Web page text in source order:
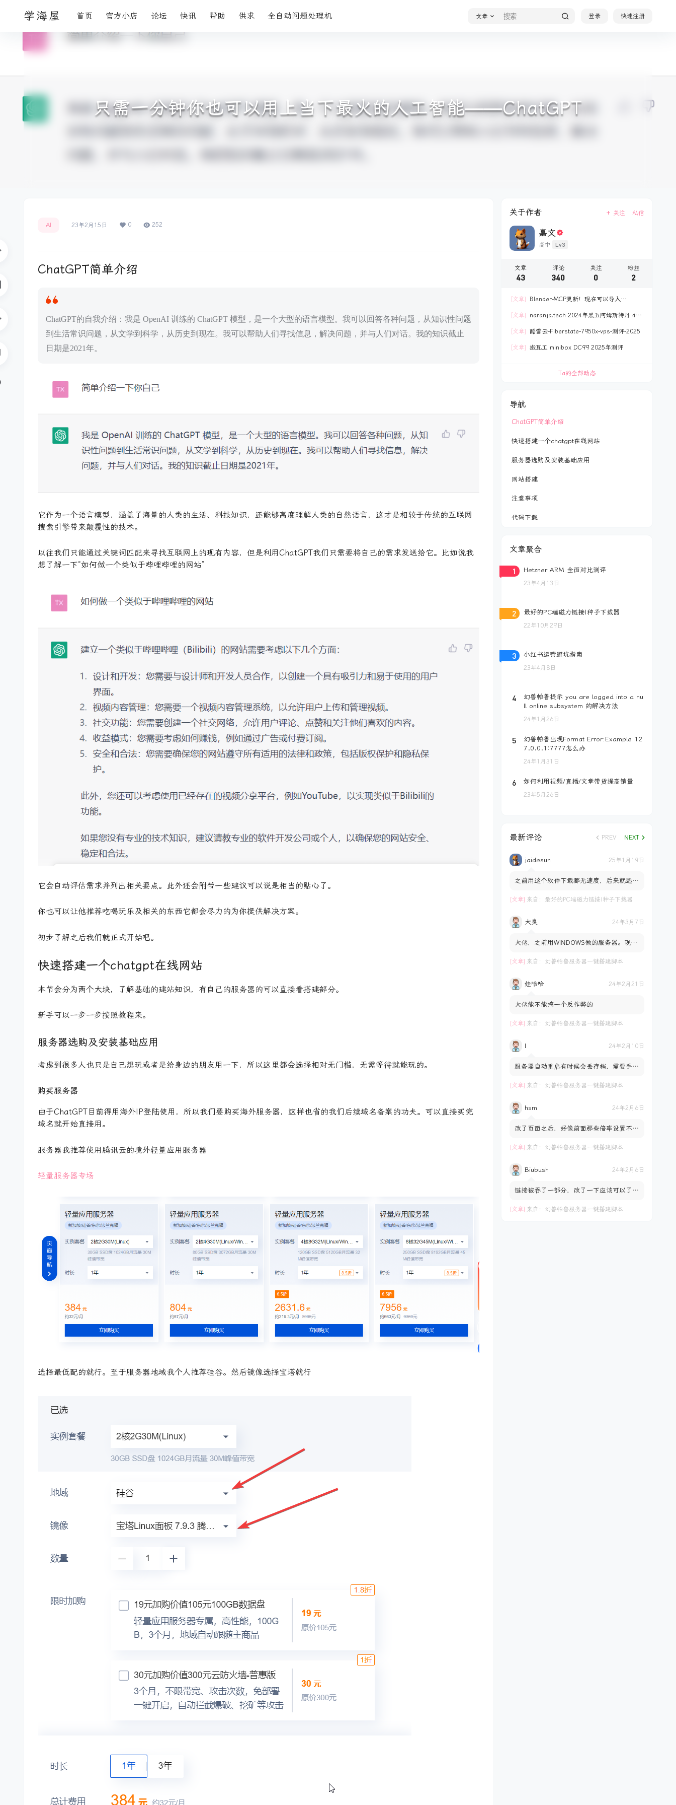
学海屋 首页 官方小店 论坛 快讯 帮助 供求 全自动问题处理机 文章 登录 快速注册
只需一分钟你也可以用上当下最火的人工智能——ChatGPT
AI 23年2月15日 0 252
ChatGPT简单介绍
ChatGPT的自我介绍：我是 OpenAI 训练的 ChatGPT 模型，是一个大型的语言模型。我可以回答各种问题，从知识性问题
到生活常识问题，从文学到科学，从历史到现在。我可以帮助人们寻找信息，解决问题，并与人们对话。我的知识截止
日期是2021年。
它作为一个语言模型，涵盖了海量的人类的生活、科技知识，还能够高度理解人类的自然语言，这才是相较于传统的互联网
搜索引擎带来颠覆性的技术。
以往我们只能通过关键词匹配来寻找互联网上的现有内容，但是利用ChatGPT我们只需要将自己的需求发送给它。比如说我
想了解一下“如何做一个类似于哔哩哔哩的网站”
它会自动评估需求并列出相关要点。此外还会附带一些建议可以说是相当的贴心了。
你也可以让他推荐吃喝玩乐及相关的东西它都会尽力的为你提供解决方案。
初步了解之后我们就正式开始吧。
快速搭建一个chatgpt在线网站
本节会分为两个大块，了解基础的建站知识，有自己的服务器的可以直接看搭建部分。
新手可以一步一步按照教程来。
服务器选购及安装基础应用
考虑到很多人也只是自己想玩或者是给身边的朋友用一下，所以这里都会选择相对无门槛，无需等待就能玩的。
购买服务器
由于ChatGPT目前得用海外IP登陆使用，所以我们要购买海外服务器，这样也省的我们后续域名备案的功夫。可以直接买完
域名就开始直接用。
服务器我推荐使用腾讯云的境外轻量应用服务器
轻量服务器专场
选择最低配的就行。至于服务器地域我个人推荐硅谷。然后镜像选择宝塔就行
关于作者 关注 私信
嘉文
高中 Lv3
文章
43
评论
340
关注
0
粉丝
2
[文章]
Blender-MCP更新！现在可以导入
[文章]
naranja.tech 2024年黑五阿姆斯特丹 40
[文章]
酷雪云-Fiberstate-7950x-vps-测评-2025
[文章] 搬瓦工 minibox DC99 2025年测评
Ta的全部动态
导航
ChatGPT简单介绍
快速搭建一个chatgpt在线网站
服务器选购及安装基础应用
网站搭建
注意事项
代码下载
文章聚合
1 Hetzner ARM 全面对比测评
23年4月13日
2 最好的PC端磁力链接|种子下载器
22年10月29日
3 小红书运营避坑指南
23年4月8日
4
幻兽帕鲁提示 you are logged into a nu
ll online subsystem 的解决方法
24年1月26日
5
幻兽帕鲁出现Format Error:Example 12
7.0.0.1:7777怎么办
24年1月31日
6 如何利用视频/直播/文章带货提高销量
23年5月26日
最新评论 PREV NEXT
jaidesun 25年1月19日
之前用这个软件下载都无速度，后来就选择
[文章] 来自： 最好的PC端磁力链接|种子下载器
大臭 24年3月7日
大佬，之前用WINDOWS做的服务器。现在
不行。是不通用吗？ docke...
[文章] 来自： 幻兽帕鲁服务器一键搭建脚本
娃哈哈 24年2月21日
大佬能不能搞一个反作弊的
[文章] 来自： 幻兽帕鲁服务器一键搭建脚本
l 24年2月10日
服务器自动重启有时候会丢存档，需要手动
服务器自动重启后随机...
[文章] 来自： 幻兽帕鲁服务器一键搭建脚本
hsm 24年2月6日
改了页面之后，好像前面那些倍率设置不正
[文章] 来自： 幻兽帕鲁服务器一键搭建脚本
Biubush 24年2月6日
链接被吞了一部分，改了一下应该可以了
worldSetting.html
[文章] 来自： 幻兽帕鲁服务器一键搭建脚本